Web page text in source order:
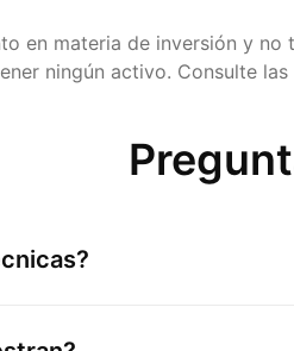
en materia de inversión y
ningún activo. Consulte las